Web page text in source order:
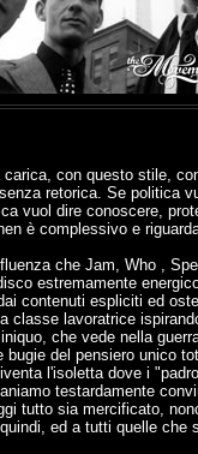
con questo stile,
retorica. Se politica
vuol dire conoscere,
è complessivo e
che Jam, Who ,
estremamente
contenuti espliciti ed
classe lavoratrice
che vede nella
del pensiero unico
l'isoletta dove i
testardamente
tutto sia mercificato,
ed a tutti quelle che